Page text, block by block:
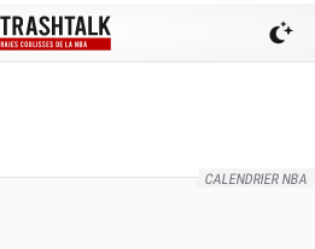
CALENDRIER NBA